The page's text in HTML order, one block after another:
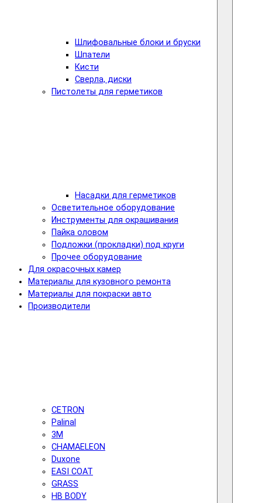
Шлифовальные блоки и бруски
Шпатели
Кисти
Сверла, диски
Пистолеты для герметиков
Насадки для герметиков
Осветительное оборудование
Инструменты для окрашивания
Пайка оловом
Подложки (прокладки) под круги
Прочее оборудование
Для окрасочных камер
Материалы для кузовного ремонта
Материалы для покраски авто
Производители
CETRON
Palinal
3M
CHAMAELEON
Duxone
EASI COAT
GRASS
HB BODY